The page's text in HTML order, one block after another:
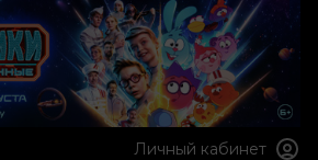
Личный кабинет